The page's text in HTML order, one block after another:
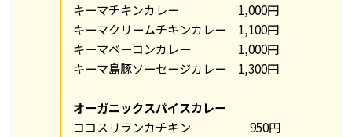
キーマチキンカレー 1,000円
キーマクリームチキンカレー 1,100円
キーマベーコンカレー 1,000円
キーマ島豚ソーセージカレー 1,300円
オーガニックスパイスカレー
ココスリランカチキン 950円